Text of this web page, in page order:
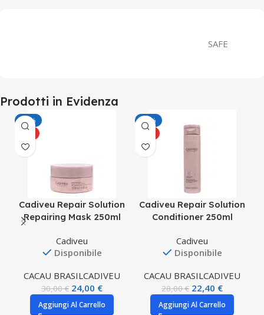
Prodotti in Evidenza
-20%
Cadiveu Repair Solution
Repairing Mask 250ml
Cadiveu
Disponibile
CACAU BRASILCADIVEU
30,00€ 24,00€
Aggiungi Al Carrello
-20%
Cadiveu Repair Solution
Conditioner 250ml
Cadiveu
Disponibile
CACAU BRASILCADIVEU
28,00€ 22,40€
Aggiungi Al Carrello